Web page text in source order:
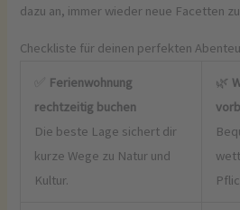
dazu an, immer wieder neue Facetten
Checkliste für deinen perfekten
Ferienwohnung
rechtzeitig buchen
Die beste Lage sichert dir
kurze Wege zu Natur und
Kultur.
🌿